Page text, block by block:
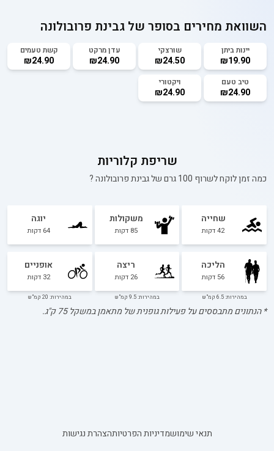
השוואת מחירים בסופר של גבינת פרובולונה
יינות ביתן
₪19.90
שורצקי
₪24.50
עדן מרקט
₪24.90
קשת טעמים
₪24.90
טיב טעם
₪24.90
ויקטורי
₪24.90
שריפת קלוריות
כמה זמן לוקח לשרוף 100 גרם של גבינת פרובולונה?
שחייה
42דקות
משקולות
85 דקות
יוגה
64 דקות
הליכה
56 דקות
במהירות: 6.5 קמ"ש
ריצה
26 דקות
במהירות: 9.5 קמ"ש
אופניים
32 דקות
במהירות: 20 קמ"ש
* הנתונים מתבססים על פעילות גופנית של מתאמן במשקל75ק"ג.
תנאי שימושמדיניות הפרטיותהצהרת נגישות